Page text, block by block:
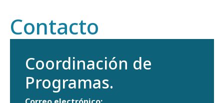
Coordinación de
Programas.
Contacto